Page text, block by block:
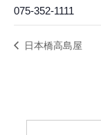
075-352-1111
日本橋高島屋